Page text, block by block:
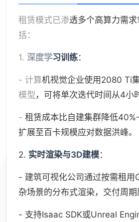
租赁模式已渗透多个高算力需
括：
1. 深度学习训练：
- 计算机视觉企业使用2080 Ti
模型，可将单次迭代时间从4小
- 租赁成本比自建集群降低
扩展至百卡规模应对数据洪峰。
2. 实时渲染与3D建模：
- 建筑可视化公司通过按需租用
杂场景的分布式渲染，交付周期
- 支持Isaac SDK或Unreal